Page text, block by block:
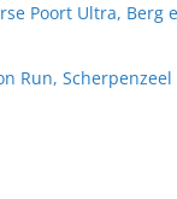
Poort Ultra, Berg
Run, Scherpenzeel